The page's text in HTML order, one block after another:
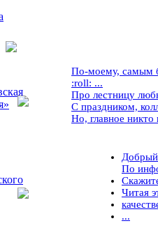
По-моему, самым
:roll: ...
Про лестницу
С праздником,
Но, главное никто
По
Читая
...